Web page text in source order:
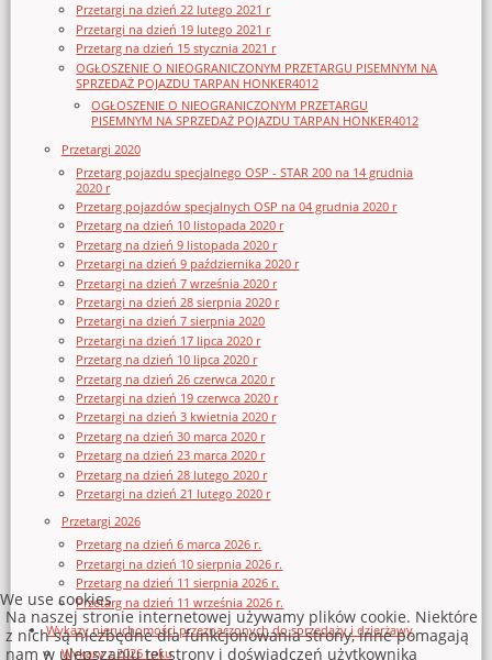
Przetargi na dzień 22 lutego 2021 r
Przetargi na dzień 19 lutego 2021 r
Przetarg na dzień 15 stycznia 2021 r
OGŁOSZENIE O NIEOGRANICZONYM PRZETARGU PISEMNYM NA
SPRZEDAŻ POJAZDU TARPAN HONKER4012
OGŁOSZENIE O NIEOGRANICZONYM PRZETARGU
PISEMNYM NA SPRZEDAŻ POJAZDU TARPAN HONKER4012
Przetargi 2020
Przetarg pojazdu specjalnego OSP - STAR 200 na 14 grudnia
2020 r
Przetarg pojazdów specjalnych OSP na 04 grudnia 2020 r
Przetarg na dzień 10 listopada 2020 r
Przetarg na dzień 9 listopada 2020 r
Przetargi na dzień 9 października 2020 r
Przetargi na dzień 7 września 2020 r
Przetargi na dzień 28 sierpnia 2020 r
Przetargi na dzień 7 sierpnia 2020
Przetargi na dzień 17 lipca 2020 r
Przetarg na dzień 10 lipca 2020 r
Przetarg na dzień 26 czerwca 2020 r
Przetargi na dzień 19 czerwca 2020 r
Przetargi na dzień 3 kwietnia 2020 r
Przetarg na dzień 30 marca 2020 r
Przetarg na dzień 23 marca 2020 r
Przetarg na dzień 28 lutego 2020 r
Przetargi na dzień 21 lutego 2020 r
Przetargi 2026
Przetarg na dzień 6 marca 2026 r.
Przetargi na dzień 10 sierpnia 2026 r.
Przetarg na dzień 11 sierpnia 2026 r.
Przetarg na dzień 11 września 2026 r.
Wykazy nieruchomości przeznaczonych do sprzedaży i dzierżawy
Wykazy z 2026 roku
We use cookies
Na naszej stronie internetowej używamy plików cookie. Niektóre
z nich są niezbędne dla funkcjonowania strony, inne pomagają
nam w ulepszaniu tej strony i doświadczeń użytkownika